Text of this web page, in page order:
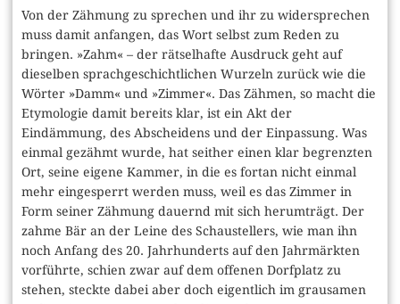
Von der Zähmung zu sprechen und ihr zu widersprechen
muss damit anfangen, das Wort selbst zum Reden zu
bringen. »Zahm« – der rätselhafte Ausdruck geht auf
dieselben sprachgeschichtlichen Wurzeln zurück wie die
Wörter »Damm« und »Zimmer«. Das Zähmen, so macht die
Etymologie damit bereits klar, ist ein Akt der
Eindämmung, des Abscheidens und der Einpassung. Was
einmal gezähmt wurde, hat seither einen klar begrenzten
Ort, seine eigene Kammer, in die es fortan nicht einmal
mehr eingesperrt werden muss, weil es das Zimmer in
Form seiner Zähmung dauernd mit sich herumträgt. Der
zahme Bär an der Leine des Schaustellers, wie man ihn
noch Anfang des 20. Jahrhunderts auf den Jahrmärkten
vorführte, schien zwar auf dem offenen Dorfplatz zu
stehen, steckte dabei aber doch eigentlich im grausamen